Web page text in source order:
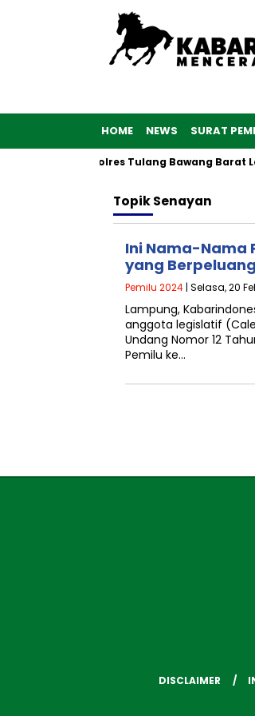
HOME NEWS SURAT
ke-76, Polwan Polres Tulang Bawang Barat
TopikSenayan
Ini Nama-Nama
yang
Pemilu 2024 | Selasa, 20
Lampung,
anggota legislatif
Undang Nomor 12
Pemilu ke…
DISCLAIMER